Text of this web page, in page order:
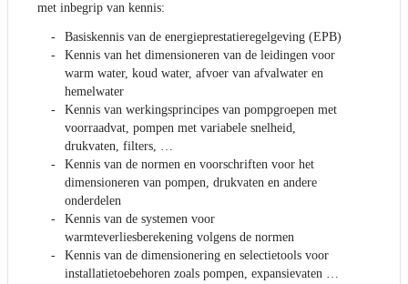
met inbegrip van kennis:
Basiskennis van de energieprestatieregelgeving (EPB)
Kennis van het dimensioneren van de leidingen voor
warm water, koud water, afvoer van afvalwater en
hemelwater
Kennis van werkingsprincipes van pompgroepen met
voorraadvat, pompen met variabele snelheid,
drukvaten, filters, …
Kennis van de normen en voorschriften voor het
dimensioneren van pompen, drukvaten en andere
onderdelen
Kennis van de systemen voor
warmteverliesberekening volgens de normen
Kennis van de dimensionering en selectietools voor
installatietoebehoren zoals pompen, expansievaten …